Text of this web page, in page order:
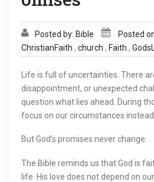
Posted by: Bible
Posted
ChristianFaith , church , Faith ,
Life is full of uncertainties. There
disappointment, or unexpected
question what lies ahead. During
focus on our circumstances instead
But God’s promises never change.
The Bible reminds us that God is
life. His love does not depend on